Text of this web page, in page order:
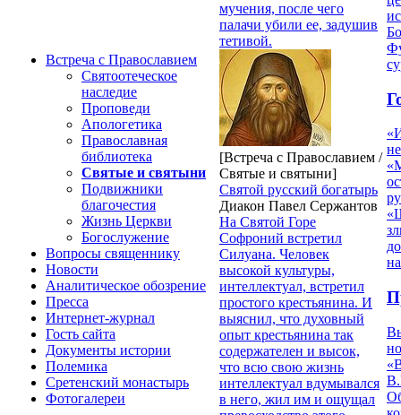
Встреча с Православием
Святоотеческое
наследие
Проповеди
Апологетика
Православная
библиотека
Святые и святыни
Подвижники
благочестия
Жизнь Церкви
Богослужение
Вопросы священнику
Новости
Аналитическое обозрение
Пресса
Интернет-журнал
Гость сайта
Документы истории
Полемика
Сретенский монастырь
Фотогалереи
мучения, после чего
палачи убили ее, задушив
тетивой.
[Встреча с Православием /
Святые и святыни]
Святой русский богатырь
Диакон Павел Сержантов
На Святой Горе
Софроний встретил
Силуана. Человек
высокой культуры,
интеллектуал, встретил
простого крестьянина. И
выяснил, что духовный
опыт крестьянина так
содержателен и высок,
что всю свою жизнь
интеллектуал вдумывался
в него, жил им и ощущал